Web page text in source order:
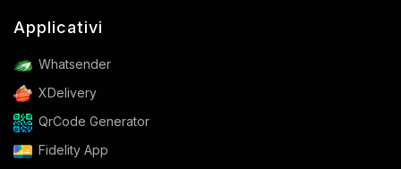
Applicativi
Whatsender
XDelivery
QrCode Generator
Fidelity App